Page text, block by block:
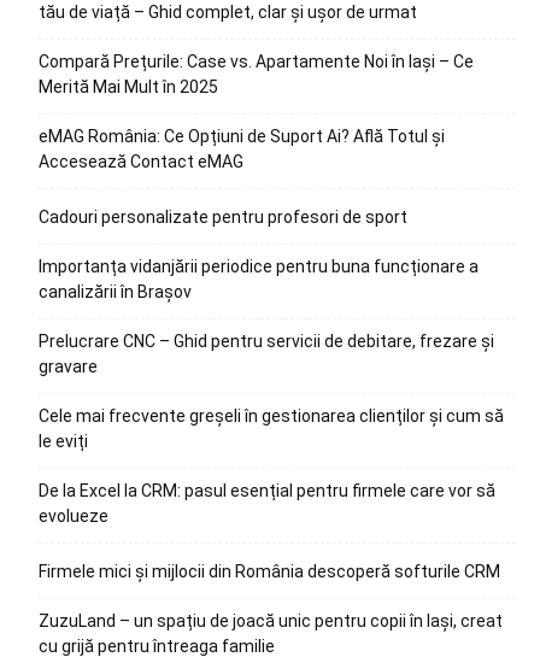
tău de viață – Ghid complet, clar și ușor de urmat
Compară Prețurile: Case vs. Apartamente Noi în Iași – Ce
Merită Mai Mult în 2025
eMAG România: Ce Opțiuni de Suport Ai? Află Totul și
Accesează Contact eMAG
Cadouri personalizate pentru profesori de sport
Importanța vidanjării periodice pentru buna funcționare a
canalizării în Brașov
Prelucrare CNC – Ghid pentru servicii de debitare, frezare și
gravare
Cele mai frecvente greșeli în gestionarea clienților și cum să
le eviți
De la Excel la CRM: pasul esențial pentru firmele care vor să
evolueze
Firmele mici și mijlocii din România descoperă softurile CRM
ZuzuLand – un spațiu de joacă unic pentru copii în Iași, creat
cu grijă pentru întreaga familie